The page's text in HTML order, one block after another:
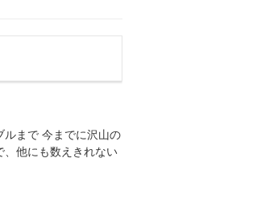
ルまで 今までに沢山の
、他にも数えきれない